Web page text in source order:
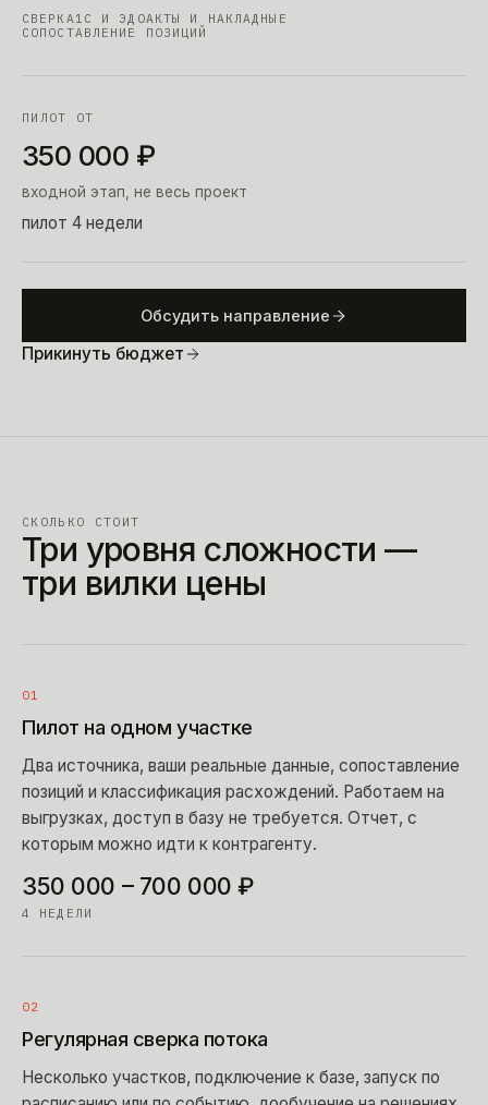
СВЕРКА1С И ЭДОАКТЫ И НАКЛАДНЫЕ
СОПОСТАВЛЕНИЕ ПОЗИЦИЙ
ПИЛОТ ОТ
350 000 ₽
входной этап, не весь проект
пилот 4 недели
Обсудить направление
Прикинуть бюджет
СКОЛЬКО СТОИТ
Три уровня сложности —
три вилки цены
01
Пилот на одном участке
Два источника, ваши реальные данные, сопоставление
позиций и классификация расхождений. Работаем на
выгрузках, доступ в базу не требуется. Отчет, с
которым можно идти к контрагенту.
350 000 – 700 000 ₽
4 НЕДЕЛИ
02
Регулярная сверка потока
Несколько участков, подключение к базе, запуск по